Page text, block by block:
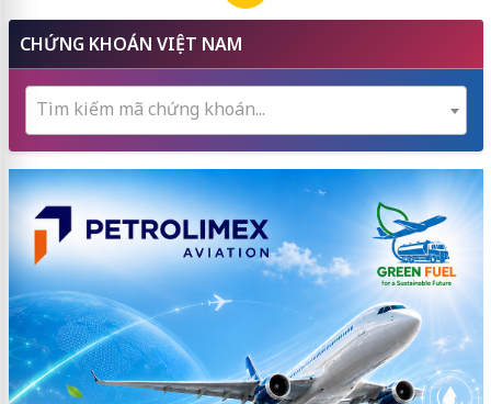
CHỨNG KHOÁN VIỆT NAM
Tìm kiếm mã chứng khoán...